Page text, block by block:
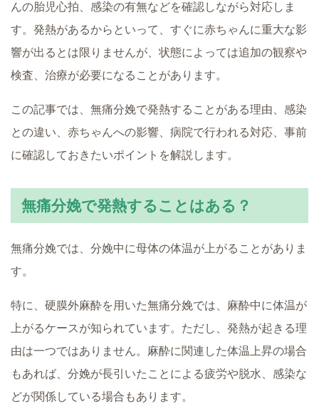
んの胎児心拍、感染の有無などを確認しながら対応しま
す。発熱があるからといって、すぐに赤ちゃんに重大な影
響が出るとは限りませんが、状態によっては追加の観察や
検査、治療が必要になることがあります。
この記事では、無痛分娩で発熱することがある理由、感染
との違い、赤ちゃんへの影響、病院で行われる対応、事前
に確認しておきたいポイントを解説します。
無痛分娩で発熱することはある？
無痛分娩では、分娩中に母体の体温が上がることがありま
す。
特に、硬膜外麻酔を用いた無痛分娩では、麻酔中に体温が
上がるケースが知られています。ただし、発熱が起きる理
由は一つではありません。麻酔に関連した体温上昇の場合
もあれば、分娩が長引いたことによる疲労や脱水、感染な
どが関係している場合もあります。